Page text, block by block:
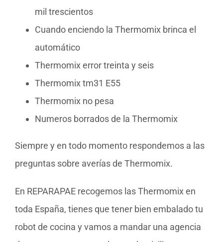
mil trescientos
Cuando enciendo la Thermomix brinca el
automático
Thermomix error treinta y seis
Thermomix tm31 E55
Thermomix no pesa
Numeros borrados de la Thermomix
Siempre y en todo momento respondemos a las
preguntas sobre averías de Thermomix.
En REPARAPAE recogemos las Thermomix en
toda España, tienes que tener bien embalado tu
robot de cocina y vamos a mandar una agencia